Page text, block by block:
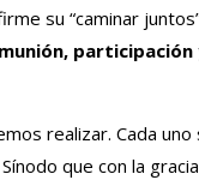
su “caminar
participación
realizar. Cada
que con la